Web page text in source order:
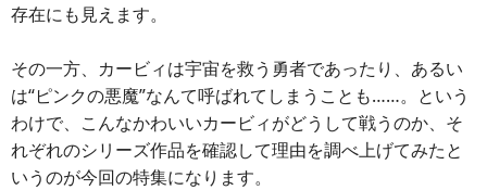
存在にも見えます。
その一方、カービィは宇宙を救う勇者であったり、あるい
は“ピンクの悪魔”なんて呼ばれてしまうことも……。という
わけで、こんなかわいいカービィがどうして戦うのか、そ
れぞれのシリーズ作品を確認して理由を調べ上げてみたと
いうのが今回の特集になります。